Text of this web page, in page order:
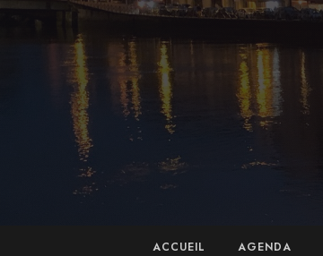
ACCUEIL AGENDA